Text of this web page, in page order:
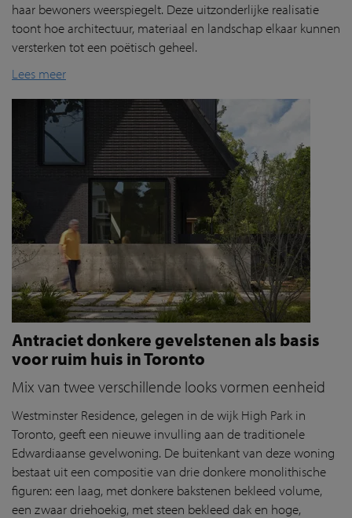
haar bewoners weerspiegelt. Deze uitzonderlijke realisatie
toont hoe architectuur, materiaal en landschap elkaar kunnen
versterken tot een poëtisch geheel.
Lees meer
Antraciet donkere gevelstenen als basis
voor ruim huis in Toronto
Mix van twee verschillende looks vormen eenheid
Westminster Residence, gelegen in de wijk High Park in
Toronto, geeft een nieuwe invulling aan de traditionele
Edwardiaanse gevelwoning. De buitenkant van deze woning
bestaat uit een compositie van drie donkere monolithische
figuren: een laag, met donkere bakstenen bekleed volume,
een zwaar driehoekig, met steen bekleed dak en hoge,